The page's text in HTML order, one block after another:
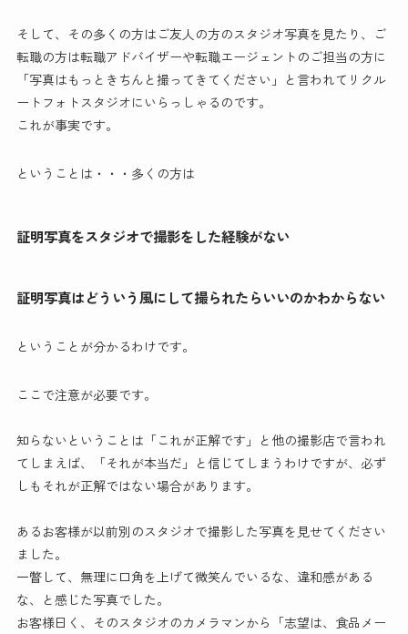
そして、その多くの方はご友人の方のスタジオ写真を見たり、ご
転職の方は転職アドバイザーや転職エージェントのご担当の方に
「写真はもっときちんと撮ってきてください」と言われてリクル
ートフォトスタジオにいらっしゃるのです。
これが事実です。
ということは・・・多くの方は
証明写真をスタジオで撮影をした経験がない
証明写真はどういう風にして撮られたらいいのかわからない
ということが分かるわけです。
ここで注意が必要です。
知らないということは「これが正解です」と他の撮影店で言われ
てしまえば、「それが本当だ」と信じてしまうわけですが、必ず
しもそれが正解ではない場合があります。
あるお客様が以前別のスタジオで撮影した写真を見せてください
ました。
一瞥して、無理に口角を上げて微笑んでいるな、違和感がある
な、と感じた写真でした。
お客様曰く、そのスタジオのカメラマンから「志望は、食品メー